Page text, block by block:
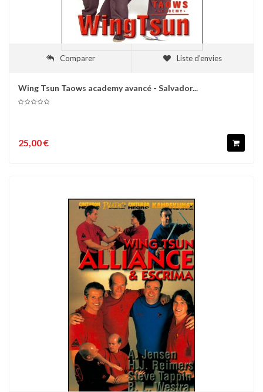
Comparer Liste d'envies
Wing Tsun Taows academy avancé - Salvador...
25,00 €